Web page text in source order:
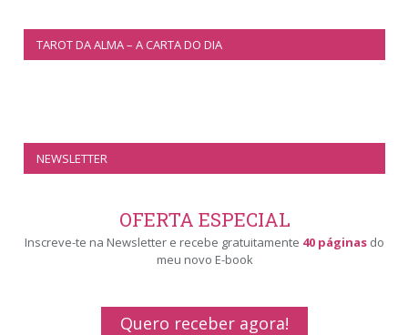
TAROT DA ALMA – A CARTA DO DIA
NEWSLETTER
OFERTA ESPECIAL
Inscreve-te na Newsletter e recebe gratuitamente 40 páginas do
meu novo E-book
Quero receber agora!